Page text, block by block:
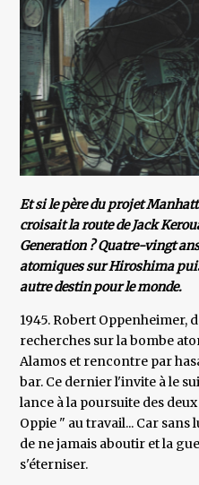
Et si le père du projet
croisait la route de Jack
Generation ? Quatre-vingt
atomiques sur Hiroshima
autre destin pour le monde.
1945. Robert Oppenheimer,
recherches sur la bombe
Alamos et rencontre par
bar. Ce dernier l'invite à le
lance à la poursuite des
Oppie " au travail... Car
de ne jamais aboutir et la
s'éterniser.